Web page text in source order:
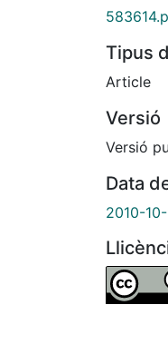
Tipus
Article
Versió
Versió
Data
2010-